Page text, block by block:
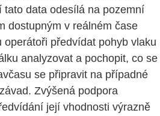
tato data odesílá na pozemní
dostupným v reálném čase
operátoři předvídat pohyb vlaku
analyzovat a pochopit, co se
se připravit na případné
Zvýšená podpora
její vhodnosti výrazně